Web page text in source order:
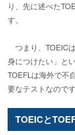
り、先に述べた
す。
つまり、TOEIC
身につけたい」と
TOEFLは海外で不
要なテストなのです
TOEICと